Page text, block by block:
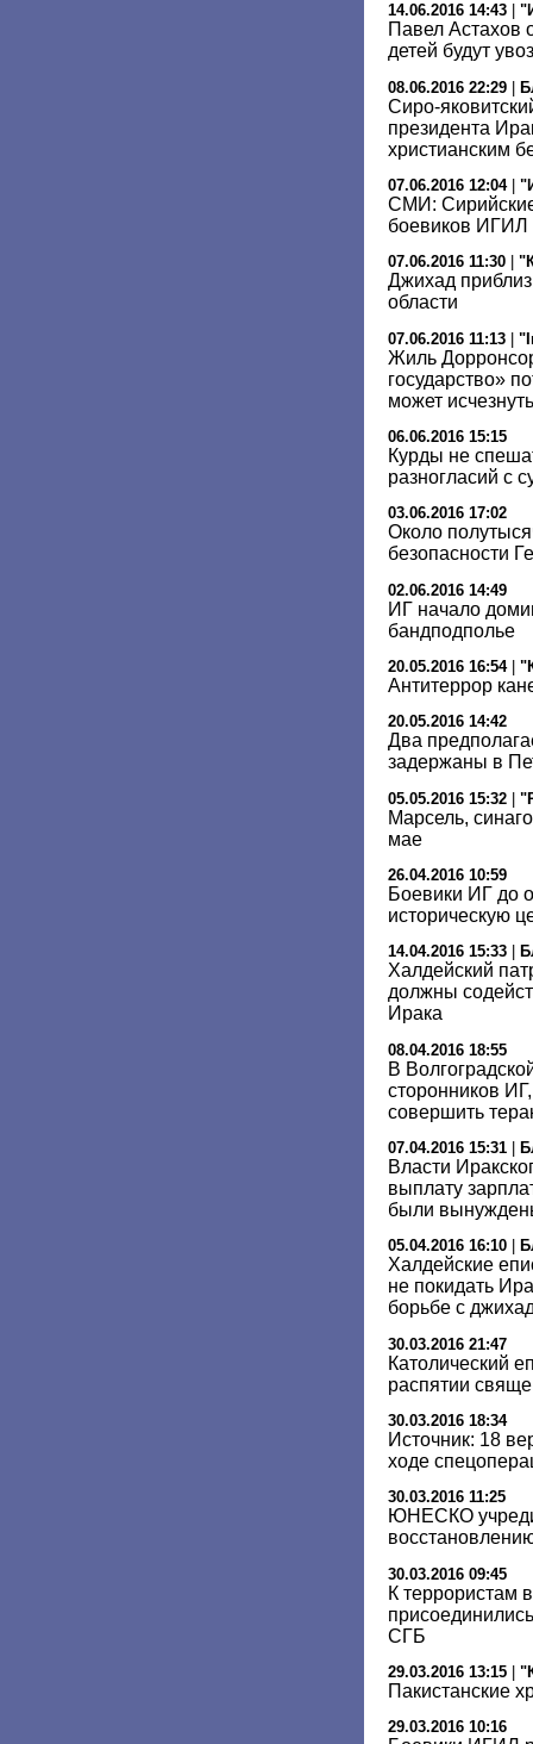
14.06.2016 14:43
Павел Астахов
детей будут
08.06.2016 22:29 |
Сиро-
президента
христианским
07.06.2016 12:04|
СМИ:
боевиков ИГИЛ
07.06.2016 11:30
Джихад
области
07.06.2016 11:13 |
Жиль
государство»
может
06.06.2016 15:15
Курды не
разногласий с
03.06.2016 17:02
Около
безопасности
02.06.2016 14:49
ИГ начало
бандподполье
20.05.2016 16:54|
Антитеррор
20.05.2016 14:42
Два
задержаны в
05.05.2016 15:32 |
Марсель,
мае
26.04.2016 10:59
Боевики ИГ до
историческую
14.04.2016 15:33
Халдейский
должны
Ирака
08.04.2016 18:55
В
сторонников
совершить
07.04.2016 15:31
Власти
выплату
были
05.04.2016 16:10
Халдейские
не покидать
борьбе с
30.03.2016 21:47
Католический
распятии
30.03.2016 18:34
Источник: 18
ходе
30.03.2016 11:25
ЮНЕСКО
30.03.2016 09:45
К террористам
СГБ
29.03.2016 13:15
Пакистанские
29.03.2016 10:16